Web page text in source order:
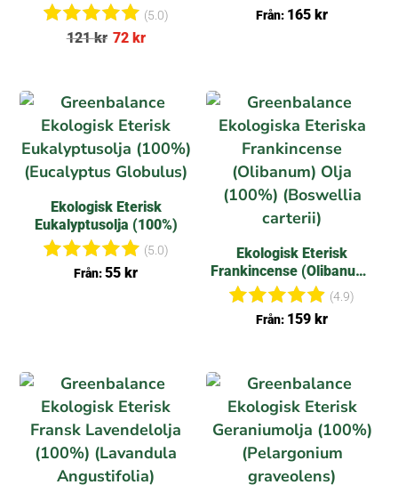
Betygsat
(5.0)
121kr 72 kr
Betygsat
Från: 165kr
Ekologisk Eterisk
Eukalyptusolja (100%)
Betygsat
(5.0)
Från:55kr
Ekologisk Eterisk
Frankincense (Olibanum)
Olja (100%)
Betygsat
(4.9)
Från: 159kr